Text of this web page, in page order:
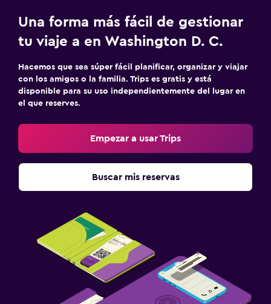
Una forma más fácil de gestionar
tu viaje a en Washington D. C.
Hacemos que sea súper fácil planificar, organizar y viajar
con los amigos o la familia. Trips es gratis y está
disponible para su uso independientemente del lugar en
el que reserves.
Empezar a usar Trips
Buscar mis reservas